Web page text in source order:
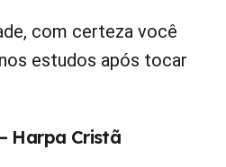
com certeza você
estudos após tocar
Harpa Cristã